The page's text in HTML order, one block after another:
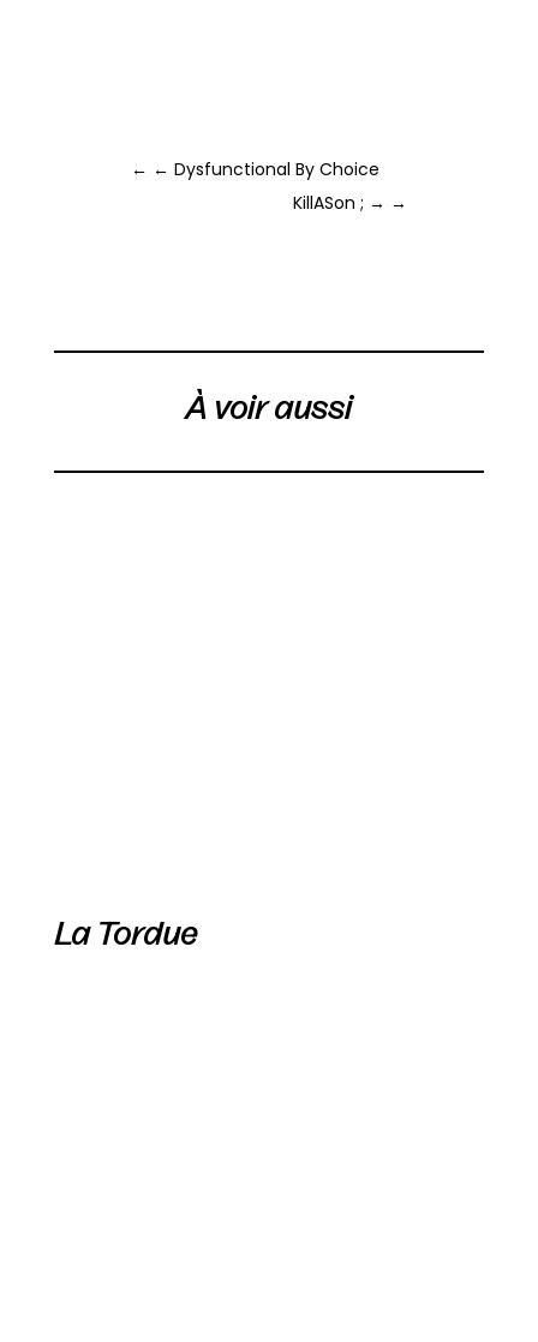
← ← Dysfunctional By Choice
KillASon ; → →
À voir aussi
La Tordue